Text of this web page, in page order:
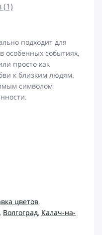
(1)
подходит для
особенных событиях,
просто как
к близким людям.
символом
цветов,
, Волгоград, Калач-на-